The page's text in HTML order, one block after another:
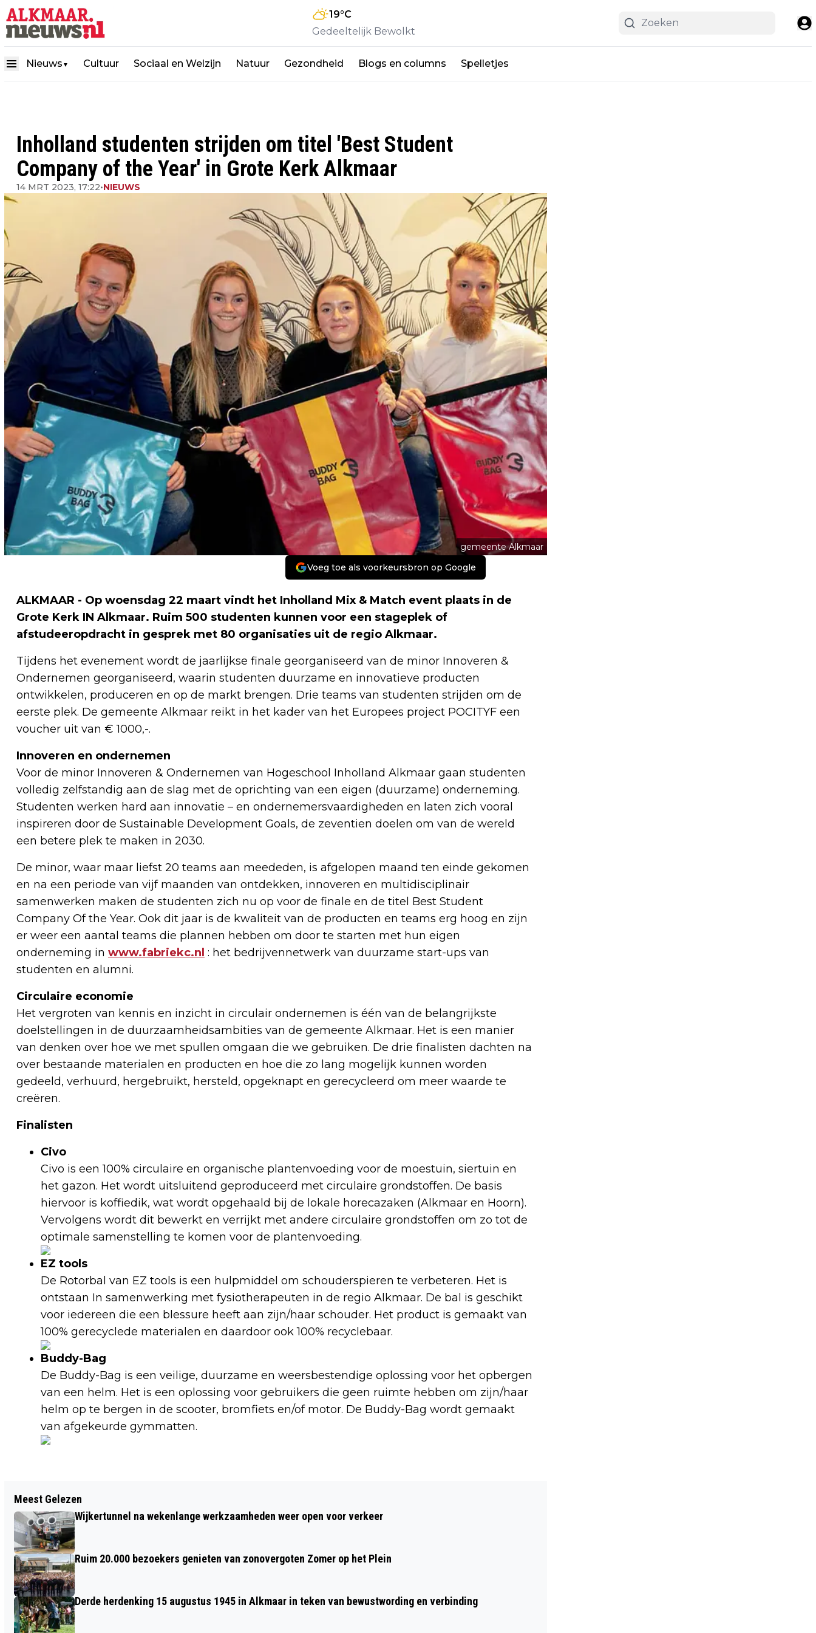
19°C
Gedeeltelijk Bewolkt
Nieuws ▼ Cultuur Sociaal en Welzijn Natuur Gezondheid Blogs en columns Spelletjes
Inholland studenten strijden om titel 'Best Student
Company of the Year' in Grote Kerk Alkmaar
14 MRT 2023, 17:22•NIEUWS
gemeente Alkmaar
Voeg toe als voorkeursbron op Google
ALKMAAR - Op woensdag 22 maart vindt het Inholland Mix & Match event plaats in de
Grote Kerk IN Alkmaar. Ruim 500 studenten kunnen voor een stageplek of
afstudeeropdracht in gesprek met 80 organisaties uit de regio Alkmaar.
Tijdens het evenement wordt de jaarlijkse finale georganiseerd van de minor Innoveren &
Ondernemen georganiseerd, waarin studenten duurzame en innovatieve producten
ontwikkelen, produceren en op de markt brengen. Drie teams van studenten strijden om de
eerste plek. De gemeente Alkmaar reikt in het kader van het Europees project POCITYF een
voucher uit van € 1000,-.
Innoveren en ondernemen
Voor de minor Innoveren & Ondernemen van Hogeschool Inholland Alkmaar gaan studenten
volledig zelfstandig aan de slag met de oprichting van een eigen (duurzame) onderneming.
Studenten werken hard aan innovatie – en ondernemersvaardigheden en laten zich vooral
inspireren door de Sustainable Development Goals, de zeventien doelen om van de wereld
een betere plek te maken in 2030.
De minor, waar maar liefst 20 teams aan meededen, is afgelopen maand ten einde gekomen
en na een periode van vijf maanden van ontdekken, innoveren en multidisciplinair
samenwerken maken de studenten zich nu op voor de finale en de titel Best Student
Company Of the Year. Ook dit jaar is de kwaliteit van de producten en teams erg hoog en zijn
er weer een aantal teams die plannen hebben om door te starten met hun eigen
onderneming in www.fabriekc.nl : het bedrijvennetwerk van duurzame start-ups van
studenten en alumni.
Circulaire economie
Het vergroten van kennis en inzicht in circulair ondernemen is één van de belangrijkste
doelstellingen in de duurzaamheidsambities van de gemeente Alkmaar. Het is een manier
van denken over hoe we met spullen omgaan die we gebruiken. De drie finalisten dachten na
over bestaande materialen en producten en hoe die zo lang mogelijk kunnen worden
gedeeld, verhuurd, hergebruikt, hersteld, opgeknapt en gerecycleerd om meer waarde te
creëren.
Finalisten
Civo
Civo is een 100% circulaire en organische plantenvoeding voor de moestuin, siertuin en
het gazon. Het wordt uitsluitend geproduceerd met circulaire grondstoffen. De basis
hiervoor is koffiedik, wat wordt opgehaald bij de lokale horecazaken (Alkmaar en Hoorn).
Vervolgens wordt dit bewerkt en verrijkt met andere circulaire grondstoffen om zo tot de
optimale samenstelling te komen voor de plantenvoeding.
EZ tools
De Rotorbal van EZ tools is een hulpmiddel om schouderspieren te verbeteren. Het is
ontstaan In samenwerking met fysiotherapeuten in de regio Alkmaar. De bal is geschikt
voor iedereen die een blessure heeft aan zijn/haar schouder. Het product is gemaakt van
100% gerecyclede materialen en daardoor ook 100% recyclebaar.
Buddy-Bag
De Buddy-Bag is een veilige, duurzame en weersbestendige oplossing voor het opbergen
van een helm. Het is een oplossing voor gebruikers die geen ruimte hebben om zijn/haar
helm op te bergen in de scooter, bromfiets en/of motor. De Buddy-Bag wordt gemaakt
van afgekeurde gymmatten.
ALKMAAR PAKT VOORTAAN GROOTS
UIT MET KETI KOTI
CRUYFF COURT DAALMEER
Meest Gelezen
Wijkertunnel na wekenlange werkzaamheden weer open voor verkeer
Ruim 20.000 bezoekers genieten van zonovergoten Zomer op het Plein
Derde herdenking 15 augustus 1945 in Alkmaar in teken van bewustwording en verbinding